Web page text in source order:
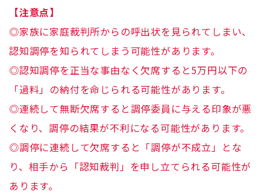
【注意点】
◎家族に家庭裁判所からの呼出状を見られてしまい、
認知調停を知られてしまう可能性があります。
◎認知調停を正当な事由なく欠席すると5万円以下の
「過料」の納付を命じられる可能性があります。
◎連続して無断欠席すると調停委員に与える印象が悪
くなり、調停の結果が不利になる可能性があります。
◎調停に連続して欠席すると「調停が不成立」とな
り、相手から「認知裁判」を申し立てられる可能性が
あります。